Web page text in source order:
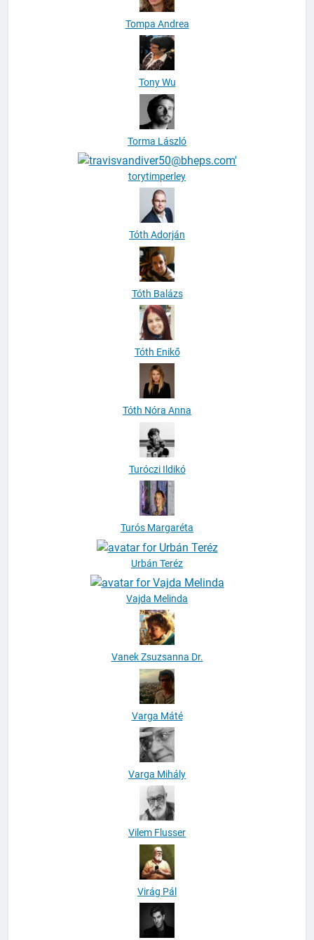
Tompa Andrea
Tony Wu
Torma László
torytimperley
Tóth Adorján
Tóth Balázs
Tóth Enikő
Tóth Nóra Anna
Turóczi Ildikó
Turós Margaréta
Urbán Teréz
Vajda Melinda
Vanek Zsuzsanna Dr.
Varga Máté
Varga Mihály
Vilem Flusser
Virág Pál